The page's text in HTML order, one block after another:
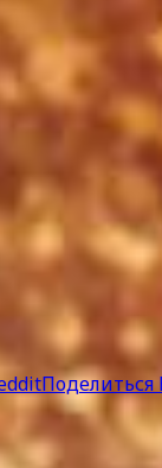
Поделиться